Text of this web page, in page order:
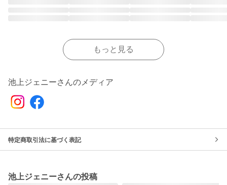
もっと見る
池上ジェニーさんのメディア
特定商取引法に基づく表記
池上ジェニーさんの投稿